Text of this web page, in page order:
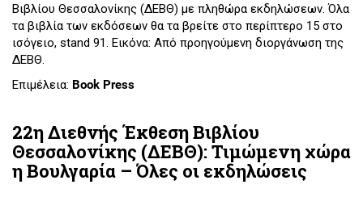
Βιβλίου Θεσσαλονίκης (ΔΕΒΘ) με πληθώρα εκδηλώσεων. Όλα
τα βιβλία των εκδόσεων θα τα βρείτε στο περίπτερο 15 στο
ισόγειο, stand 91. Εικόνα: Από προηγούμενη διοργάνωση της
ΔΕΒΘ.
Επιμέλεια: Book Press
22η Διεθνής Έκθεση Βιβλίου
Θεσσαλονίκης (ΔΕΒΘ): Τιμώμενη χώρα
η Βουλγαρία – Όλες οι εκδηλώσεις